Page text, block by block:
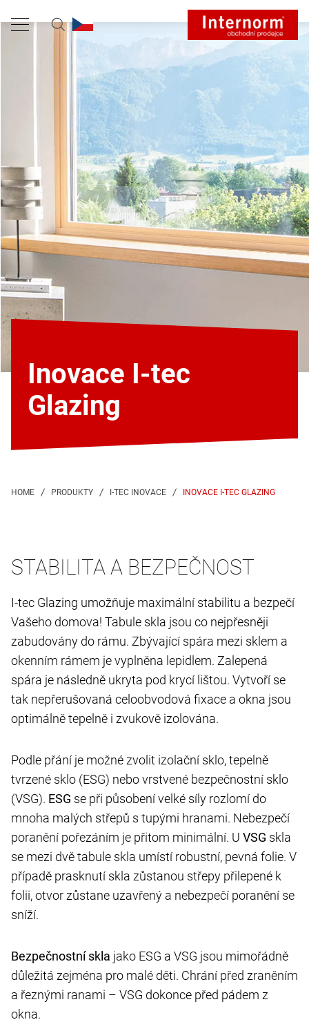
Inovace I-tec
Glazing
INOVACE I-TEC GLAZING
STABILITA A BEZPEČNOST
I-tec Glazing umožňuje maximální stabilitu a bezpečí
Vašeho domova! Tabule skla jsou co nejpřesněji
zabudovány do rámu. Zbývající spára mezi sklem a
okenním rámem je vyplněna lepidlem. Zalepená
spára je následně ukryta pod krycí lištou. Vytvoří se
tak nepřerušovaná celoobvodová fixace a okna jsou
optimálně tepelně i zvukově izolována.
Podle přání je možné zvolit izolační sklo, tepelně
tvrzené sklo (ESG) nebo vrstvené bezpečnostní sklo
(VSG). ESG se při působení velké síly rozlomí do
mnoha malých střepů s tupými hranami. Nebezpečí
poranění pořezáním je přitom minimální. U VSG skla
se mezi dvě tabule skla umístí robustní, pevná folie. V
případě prasknutí skla zůstanou střepy přilepené k
folii, otvor zůstane uzavřený a nebezpečí poranění se
sníží.
Bezpečnostní skla jako ESG a VSG jsou mimořádně
důležitá zejména pro malé děti. Chrání před zraněním
a řeznými ranami – VSG dokonce před pádem z
okna.